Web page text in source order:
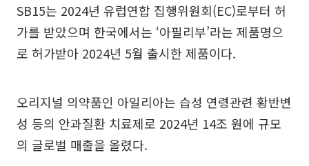
SB15는 2024년 유럽연합 집행위원회(EC)로부터 허
가를 받았으며 한국에서는 ‘아필리부’라는 제품명으
로 허가받아 2024년 5월 출시한 제품이다.
오리지널 의약품인 아일리아는 습성 연령관련 황반변
성 등의 안과질환 치료제로 2024년 14조 원에 규모
의 글로벌 매출을 올렸다.